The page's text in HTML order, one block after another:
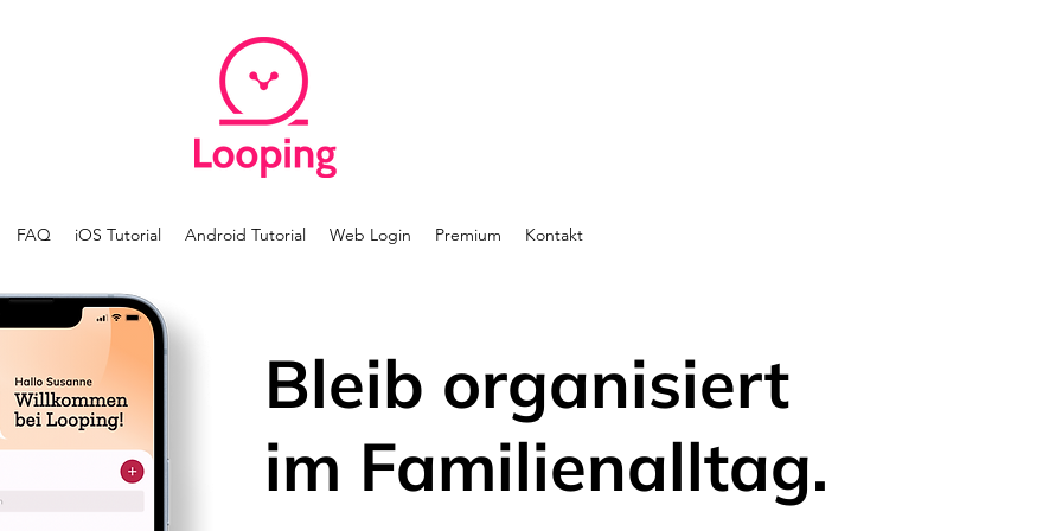
FAQ iOS Tutorial Android Tutorial Web Login Premium Kontakt
Bleib organisiert
im Familienalltag.